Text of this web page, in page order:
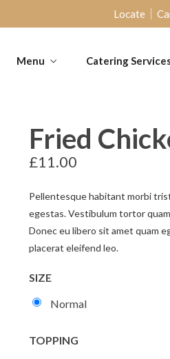
Locate
Menu Catering
Fried
£11.00
Pellentesque habitant morbi
egestas. Vestibulum tortor
Donec eu libero sit amet quam
placerat eleifend leo.
SIZE
Normal
TOPPING